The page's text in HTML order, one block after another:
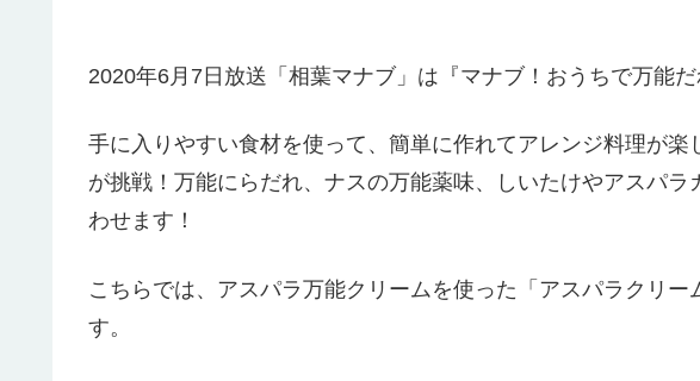
2020年6月7日放送「相葉マナブ」は『マナブ！おうちで万能だ
手に入りやすい食材を使って、簡単に作れてアレンジ料理が
が挑戦！万能にらだれ、ナスの万能薬味、しいたけやアスパ
わせます！
こちらでは、アスパラ万能クリームを使った「アスパラクリー
す。